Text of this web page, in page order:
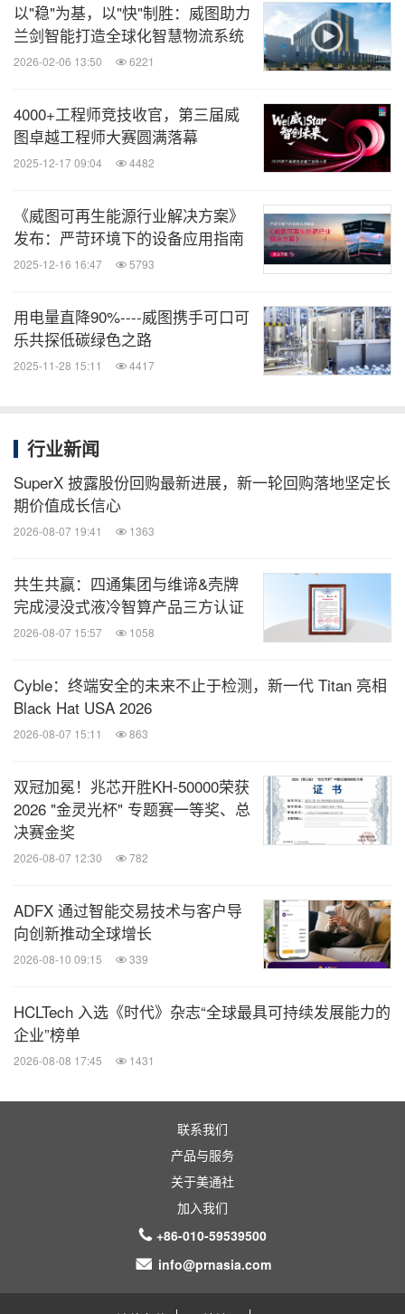
以"稳"为基，以"快"制胜：威图助力
兰剑智能打造全球化智慧物流系统
2026-02-06 13:50 6221
4000+工程师竞技收官，第三届威
图卓越工程师大赛圆满落幕
2025-12-17 09:04 4482
《威图可再生能源行业解决方案》
发布：严苛环境下的设备应用指南
2025-12-16 16:47 5793
用电量直降90%----威图携手可口可
乐共探低碳绿色之路
2025-11-28 15:11 4417
行业新闻
SuperX 披露股份回购最新进展，新一轮回购落地坚定长
期价值成长信心
2026-08-07 19:41 1363
共生共赢：四通集团与维谛&壳牌
完成浸没式液冷智算产品三方认证
2026-08-07 15:57 1058
Cyble：终端安全的未来不止于检测，新一代 Titan 亮相
Black Hat USA 2026
2026-08-07 15:11 863
双冠加冕！兆芯开胜KH‑50000荣获
2026 "金灵光杯" 专题赛一等奖、总
决赛金奖
2026-08-07 12:30 782
ADFX 通过智能交易技术与客户导
向创新推动全球增长
2026-08-10 09:15 339
HCLTech 入选《时代》杂志“全球最具可持续发展能力的
企业”榜单
2026-08-08 17:45 1431
联系我们
产品与服务
关于美通社
加入我们
+86-010-59539500
info@prnasia.com